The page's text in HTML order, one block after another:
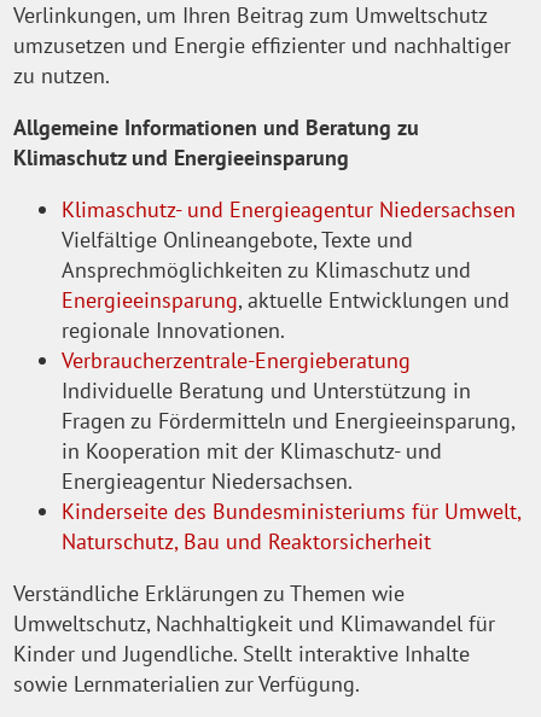
Verlinkungen, um Ihren Beitrag zum Umweltschutz
umzusetzen und Energie effizienter und nachhaltiger
zu nutzen.
Allgemeine Informationen und Beratung zu
Klimaschutz und Energieeinsparung
Klimaschutz- und Energieagentur Niedersachsen
Vielfältige Onlineangebote, Texte und
Ansprechmöglichkeiten zu Klimaschutz und
Energieeinsparung, aktuelle Entwicklungen und
regionale Innovationen.
Verbraucherzentrale-Energieberatung
Individuelle Beratung und Unterstützung in
Fragen zu Fördermitteln und Energieeinsparung,
in Kooperation mit der Klimaschutz- und
Energieagentur Niedersachsen.
Kinderseite des Bundesministeriums für Umwelt,
Naturschutz, Bau und Reaktorsicherheit
Verständliche Erklärungen zu Themen wie
Umweltschutz, Nachhaltigkeit und Klimawandel für
Kinder und Jugendliche. Stellt interaktive Inhalte
sowie Lernmaterialien zur Verfügung.